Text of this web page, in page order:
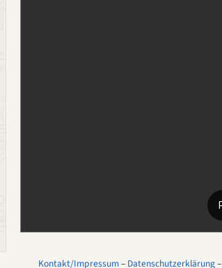
Kontakt/Impressum– Datenschutzerklärung–